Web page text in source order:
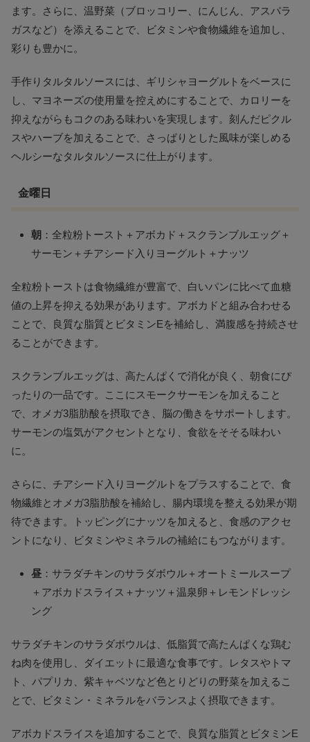
ます。さらに、温野菜（ブロッコリー、にんじん、アスパラ
ガスなど）を添えることで、ビタミンや食物繊維を追加し、
彩りも豊かに。
手作りタルタルソースには、ギリシャヨーグルトをベースに
し、マヨネーズの使用量を控えめにすることで、カロリーを
抑えながらもコクのある味わいを実現します。刻んだピクル
スやハーブを加えることで、さっぱりとした風味が楽しめる
ヘルシーなタルタルソースに仕上がります。
金曜日
朝 ：全粒粉トースト＋アボカド＋スクランブルエッグ＋
サーモン＋チアシード入りヨーグルト＋ナッツ
全粒粉トーストは食物繊維が豊富で、白いパンに比べて血糖
値の上昇を抑える効果があります。アボカドと組み合わせる
ことで、良質な脂質とビタミンEを補給し、満腹感を持続させ
ることができます。
スクランブルエッグは、高たんぱくで消化が良く、朝食にぴ
ったりの一品です。ここにスモークサーモンを加えること
で、オメガ3脂肪酸を摂取でき、脳の働きをサポートします。
サーモンの塩気がアクセントとなり、食欲をそそる味わい
に。
さらに、チアシード入りヨーグルトをプラスすることで、食
物繊維とオメガ3脂肪酸を補給し、腸内環境を整える効果が期
待できます。トッピングにナッツを加えると、食感のアクセ
ントになり、ビタミンやミネラルの補給にもつながります。
昼 ：サラダチキンのサラダボウル＋オートミールスープ
＋アボカドスライス＋ナッツ＋温泉卵＋レモンドレッシ
ング
サラダチキンのサラダボウルは、低脂質で高たんぱくな鶏む
ね肉を使用し、ダイエットに最適な食事です。レタスやトマ
ト、パプリカ、紫キャベツなど色とりどりの野菜を加えるこ
とで、ビタミン・ミネラルをバランスよく摂取できます。
アボカドスライスを追加することで、良質な脂質とビタミンE